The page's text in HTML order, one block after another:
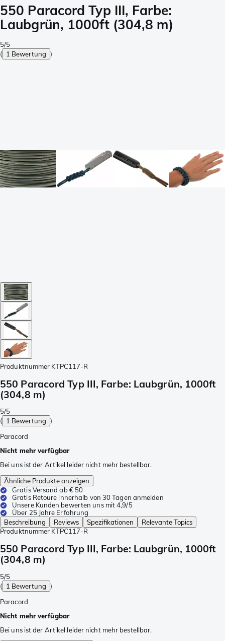
550 Paracord Typ III, Farbe:
Laubgrün, 1000ft (304,8 m)
5/5
( 1 Bewertung )
Produktnummer KTPC117-R
550 Paracord Typ III, Farbe: Laubgrün, 1000ft
(304,8 m)
5/5
( 1 Bewertung )
Paracord
Nicht mehr verfügbar
Bei uns ist der Artikel leider nicht mehr bestellbar.
Ähnliche Produkte anzeigen
Gratis Versand ab € 50
Gratis Retoure innerhalb von 30 Tagen anmelden
Unsere Kunden bewerten uns mit 4,9/5
Über 25 Jahre Erfahrung
Beschreibung
Reviews Spezifikationen
Relevante Topics
Produktnummer KTPC117-R
550 Paracord Typ III, Farbe: Laubgrün, 1000ft
(304,8 m)
5/5
( 1 Bewertung )
Paracord
Nicht mehr verfügbar
Bei uns ist der Artikel leider nicht mehr bestellbar.